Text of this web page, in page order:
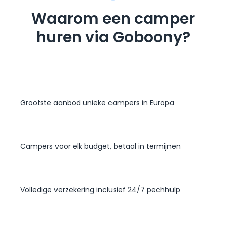
Waarom een camper
huren via Goboony?
Grootste aanbod unieke campers in Europa
Campers voor elk budget, betaal in termijnen
Volledige verzekering inclusief 24/7 pechhulp